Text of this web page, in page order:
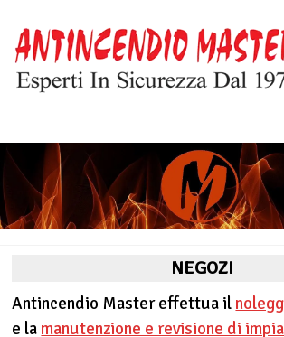
content
Master
Dal 1978
NEGOZI
Antincendio Master effettua il
e la manutenzione e revisione di